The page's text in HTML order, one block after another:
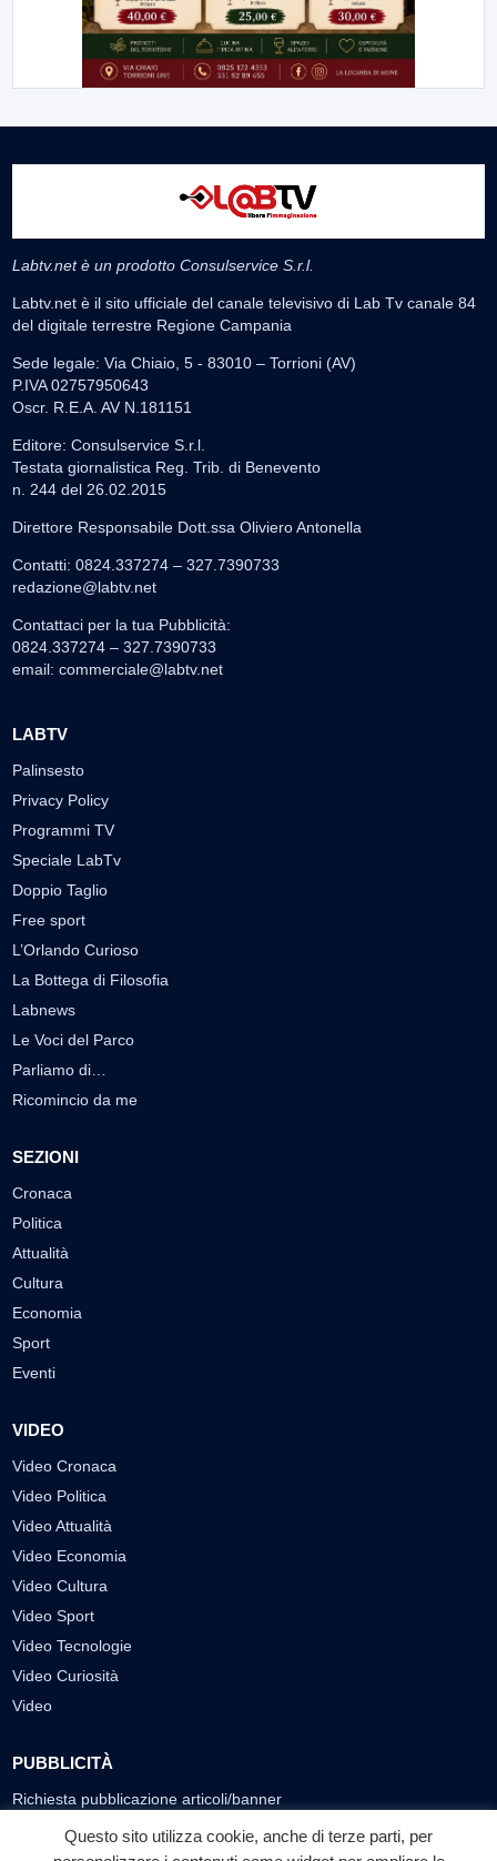
Labtv.net è un prodotto Consulservice S.r.l.
Labtv.net è il sito ufficiale del canale televisivo di Lab Tv canale 84
del digitale terrestre Regione Campania
Sede legale: Via Chiaio, 5 - 83010 – Torrioni (AV)
P.IVA 02757950643
Oscr. R.E.A. AV N.181151
Editore: Consulservice S.r.l.
Testata giornalistica Reg. Trib. di Benevento
n. 244 del 26.02.2015
Direttore Responsabile Dott.ssa Oliviero Antonella
Contatti: 0824.337274 – 327.7390733
redazione@labtv.net
Contattaci per la tua Pubblicità:
0824.337274 – 327.7390733
email: commerciale@labtv.net
LABTV
Palinsesto
Privacy Policy
Programmi TV
Speciale LabTv
Doppio Taglio
Free sport
L’Orlando Curioso
La Bottega di Filosofia
Labnews
Le Voci del Parco
Parliamo di…
Ricomincio da me
SEZIONI
Cronaca
Politica
Attualità
Cultura
Economia
Sport
Eventi
VIDEO
Video Cronaca
Video Politica
Video Attualità
Video Economia
Video Cultura
Video Sport
Video Tecnologie
Video Curiosità
Video
PUBBLICITÀ
Richiesta pubblicazione articoli/banner
SEGUICI SUI SOCIAL
Questo sito utilizza cookie, anche di terze parti, per